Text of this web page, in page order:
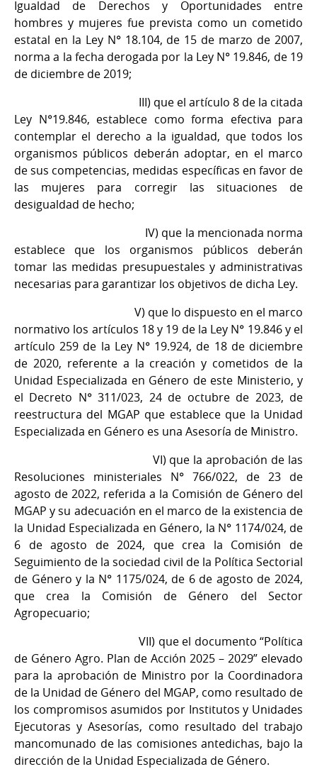
Igualdad de Derechos y Oportunidades entre
hombres y mujeres fue prevista como un cometido
estatal en la Ley N° 18.104, de 15 de marzo de 2007,
norma a la fecha derogada por la Ley N° 19.846, de 19
de diciembre de 2019;
III) que el artículo 8 de la citada
Ley N°19.846, establece como forma efectiva para
contemplar el derecho a la igualdad, que todos los
organismos públicos deberán adoptar, en el marco
de sus competencias, medidas específicas en favor de
las mujeres para corregir las situaciones de
desigualdad de hecho;
IV) que la mencionada norma
establece que los organismos públicos deberán
tomar las medidas presupuestales y administrativas
necesarias para garantizar los objetivos de dicha Ley.
V) que lo dispuesto en el marco
normativo los artículos 18 y 19 de la Ley N° 19.846 y el
artículo 259 de la Ley N° 19.924, de 18 de diciembre
de 2020, referente a la creación y cometidos de la
Unidad Especializada en Género de este Ministerio, y
el Decreto N° 311/023, 24 de octubre de 2023, de
reestructura del MGAP que establece que la Unidad
Especializada en Género es una Asesoría de Ministro.
VI) que la aprobación de las
Resoluciones ministeriales N° 766/022, de 23 de
agosto de 2022, referida a la Comisión de Género del
MGAP y su adecuación en el marco de la existencia de
la Unidad Especializada en Género, la N° 1174/024, de
6 de agosto de 2024, que crea la Comisión de
Seguimiento de la sociedad civil de la Política Sectorial
de Género y la N° 1175/024, de 6 de agosto de 2024,
que crea la Comisión de Género del Sector
Agropecuario;
VII) que el documento “Política
de Género Agro. Plan de Acción 2025 – 2029” elevado
para la aprobación de Ministro por la Coordinadora
de la Unidad de Género del MGAP, como resultado de
los compromisos asumidos por Institutos y Unidades
Ejecutoras y Asesorías, como resultado del trabajo
mancomunado de las comisiones antedichas, bajo la
dirección de la Unidad Especializada de Género.